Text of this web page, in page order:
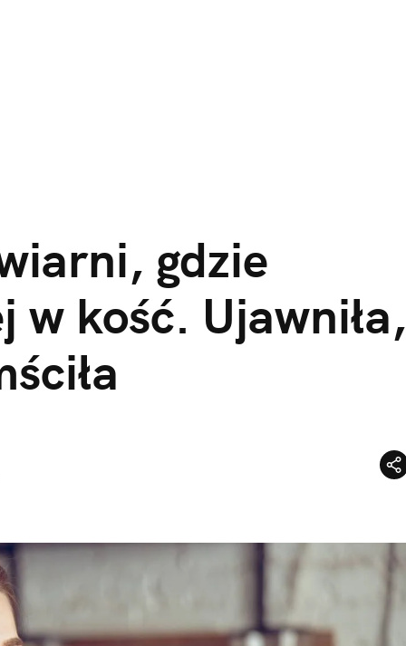
gdzie
kość. Ujawniła,